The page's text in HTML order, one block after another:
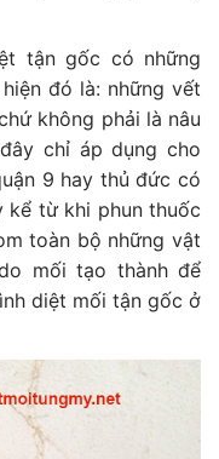
tận gốc có những
đó là: những vết
không phải là nâu
chỉ áp dụng cho
9 hay thủ đức có
kể từ khi phun thuốc
toàn bộ những vật
mối tạo thành để
diệt mối tận gốc ở